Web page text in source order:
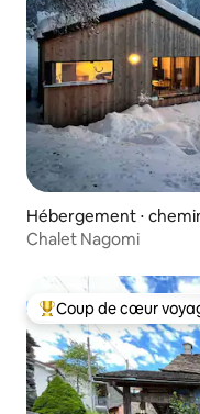
Hébergement ⋅
Chalet Nagomi
Coups de cœur
Coup de cœur